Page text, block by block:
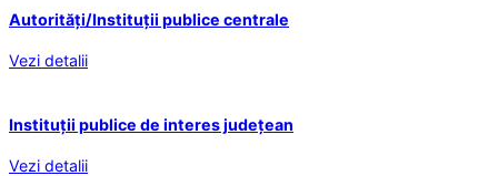
Autorități/Instituții publice centrale
Vezi detalii
Instituții publice de interes județean
Vezi detalii